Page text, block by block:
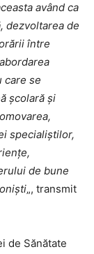
având ca
dezvoltarea de
între
care se
şcolară şi
specialiştilor,
de bune
„, transmit
de Sănătate